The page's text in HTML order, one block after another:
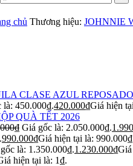
chủ Thương hiệu: JOHNNIE
CLASE AZUL
là: 450.000₫.420.000₫Giá hiện
QUÀ TẾT 2026
₫ Giá gốc là: 2.050.000₫.
990.000₫Giá hiện tại là:
là: 1.350.000₫.1.230.000₫
hiện tại là: 1₫.